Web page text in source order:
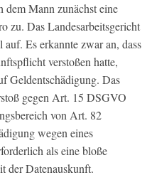
Mann zunächst eine
zu. Das Landesarbeitsgericht
Es erkannte zwar an, dass
verstoßen hatte,
Geldentschädigung. Das
gegen Art. 15 DSGVO
von Art. 82
wegen eines
als eine bloße
der Datenauskunft.